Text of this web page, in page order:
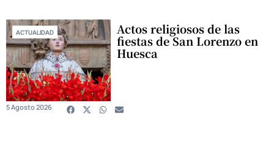
ACTUALIDAD Actos religiosos de las
fiestas de San Lorenzo en
Huesca
5 Agosto 2026